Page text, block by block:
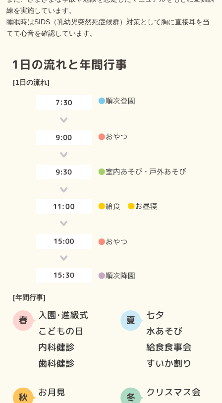
練を実施しています。
睡眠時はSIDS（乳幼児突然死症候群）対策として胸に直接耳を当
てて心音を確認しています。
[1日の流れ]
[年間行事]